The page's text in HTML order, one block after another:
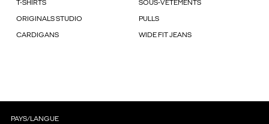
T-SHIRTS SOUS-VÊTEMENTS
ORIGINALS STUDIO PULLS
CARDIGANS WIDE FIT JEANS
PAYS/LANGUE